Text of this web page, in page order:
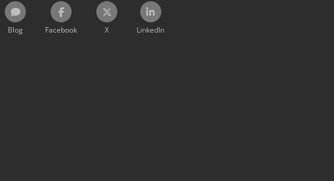
Blog Facebook X LinkedIn